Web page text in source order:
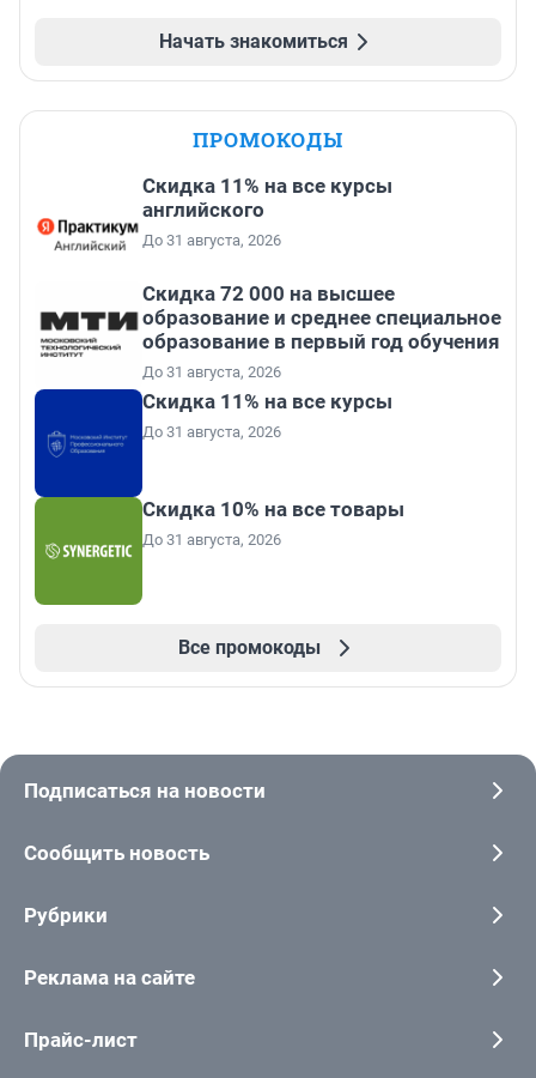
Начать знакомиться
ПРОМОКОДЫ
Скидка 11% на все курсы
английского
До 31 августа, 2026
Скидка 72 000 на высшее
образование и среднее специальное
образование в первый год обучения
До 31 августа, 2026
Скидка 11% на все курсы
До 31 августа, 2026
Скидка 10% на все товары
До 31 августа, 2026
Все промокоды
Подписаться на новости
Сообщить новость
Рубрики
Реклама на сайте
Прайс-лист